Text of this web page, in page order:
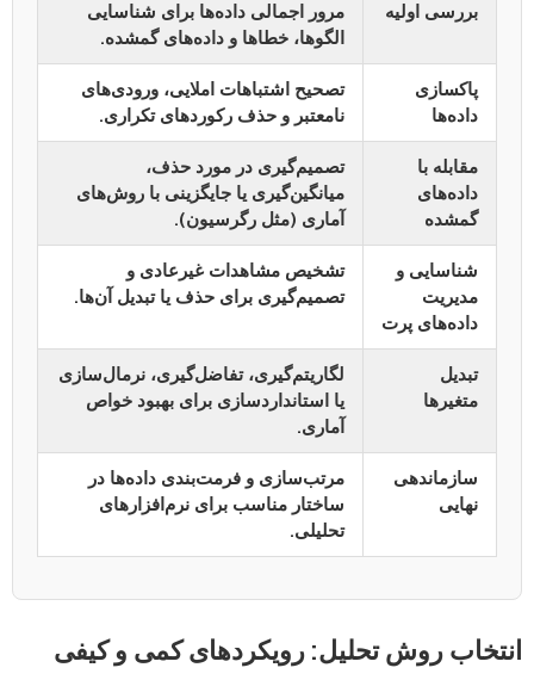
بررسی اولیه
مرور اجمالی داده‌ها برای شناسایی
الگوها، خطاها و داده‌های گمشده.
پاکسازی
داده‌ها
تصحیح اشتباهات املایی، ورودی‌های
نامعتبر و حذف رکوردهای تکراری.
مقابله با
داده‌های
گمشده
تصمیم‌گیری در مورد حذف،
میانگین‌گیری یا جایگزینی با روش‌های
آماری (مثل رگرسیون).
شناسایی و
مدیریت
داده‌های پرت
تشخیص مشاهدات غیرعادی و
تصمیم‌گیری برای حذف یا تبدیل آن‌ها.
تبدیل
متغیرها
لگاریتم‌گیری، تفاضل‌گیری، نرمال‌سازی
یا استانداردسازی برای بهبود خواص
آماری.
سازماندهی
نهایی
مرتب‌سازی و فرمت‌بندی داده‌ها در
ساختار مناسب برای نرم‌افزارهای
تحلیلی.
انتخاب روش تحلیل: رویکردهای کمی و کیفی